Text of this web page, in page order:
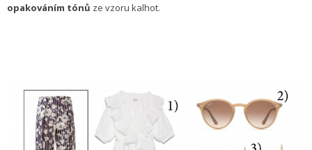
opakováním tónů ze vzoru kalhot.